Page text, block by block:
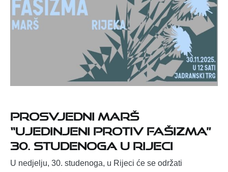
Prosvjedni marš
“Ujedinjeni protiv fašizma”
30. studenoga u Rijeci
U nedjelju, 30. studenoga, u Rijeci će se održati